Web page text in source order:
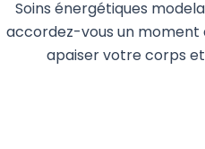
Soins énergétiques
accordez-vous un moment
apaiser votre corps